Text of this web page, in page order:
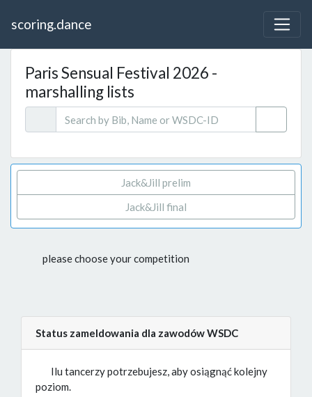
scoring.dance
Paris Sensual Festival 2026 -
marshalling lists
Jack&Jill prelim
Jack&Jill final
please choose your competition
Status zameldowania dla zawodów WSDC
Ilu tancerzy potrzebujesz, aby osiągnąć kolejny
poziom.